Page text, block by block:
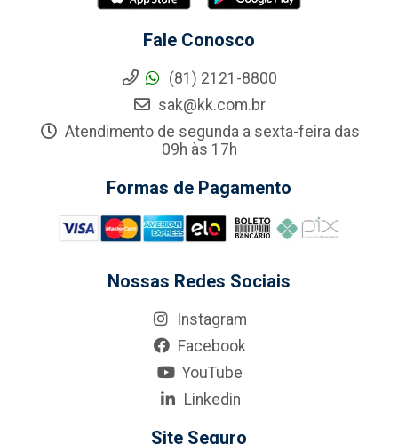
Fale Conosco
(81) 2121-8800
sak@kk.com.br
Atendimento de segunda a sexta-feira das
09h às 17h
Formas de Pagamento
Nossas Redes Sociais
Instagram
Facebook
YouTube
Linkedin
Site Seguro